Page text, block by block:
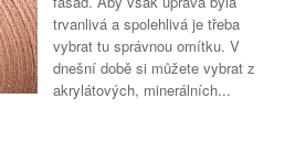
trvanlivá a spolehlivá je třeba
vybrat tu správnou omítku. V
dnešní době si můžete vybrat z
akrylátových, minerálních...